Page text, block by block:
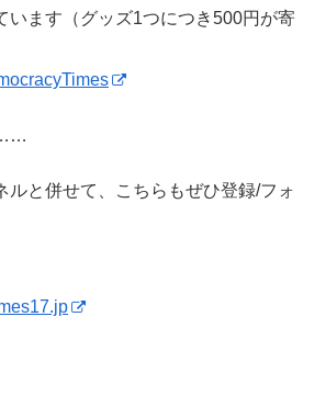
ます（グッズ1つにつき500円が寄
ルと併せて、こちらもぜひ登録/フォ